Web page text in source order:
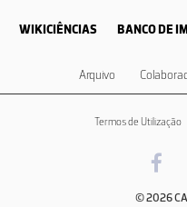
WIKICIÊNCIAS BANCO DE
Arquivo
Termos de Utilização
© 2026